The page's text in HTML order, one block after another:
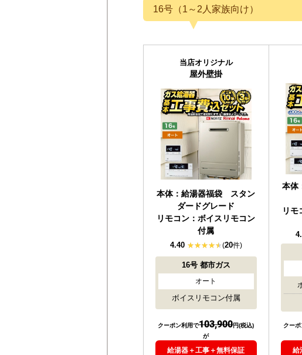
16号（1～2人家族向け）
当店オリジナル
屋外壁掛
本体：給湯器福袋 スタン
ダードグレード
リモコン：ボイスリモコン
付属
4.40 (20件)
16号都市ガス
オート
ボイスリモコン付属
クーポン利用で103,900円(税込)
が
給湯器＋工事＋無料保証
本体
リモ
クー
給